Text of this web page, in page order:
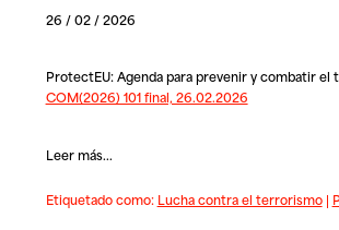
26 / 02 / 2026
ProtectEU: Agenda para prevenir y combatir el
COM(2026) 101 final, 26.02.2026
Leer más...
Etiquetado como: Lucha contra el terrorismo|